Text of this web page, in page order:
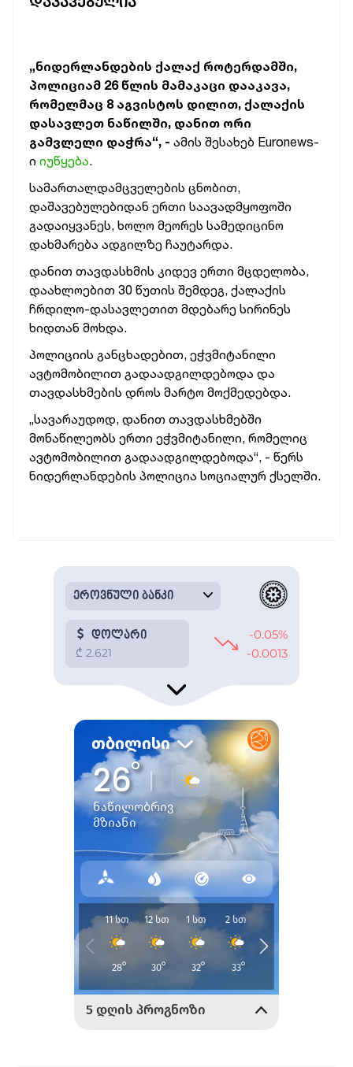
„ნიდერლანდების ქალაქ როტერდამში,
პოლიციამ 26 წლის მამაკაცი დააკავა,
რომელმაც 8 აგვისტოს დილით, ქალაქის
დასავლეთ ნაწილში, დანით ორი
გამვლელი დაჭრა“, - ამის შესახებ Euronews-
ი იუწყება.
სამართალდამცველების ცნობით,
დაშავებულებიდან ერთი საავადმყოფოში
გადაიყვანეს, ხოლო მეორეს სამედიცინო
დახმარება ადგილზე ჩაუტარდა.
დანით თავდასხმის კიდევ ერთი მცდელობა,
დაახლოებით 30 წუთის შემდეგ, ქალაქის
ჩრდილო-დასავლეთით მდებარე სირინეს
ხიდთან მოხდა.
პოლიციის განცხადებით, ეჭვმიტანილი
ავტომობილით გადაადგილდებოდა და
თავდასხმების დროს მარტო მოქმედებდა.
„სავარაუდოდ, დანით თავდასხმებში
მონაწილეობს ერთი ეჭვმიტანილი, რომელიც
ავტომობილით გადაადგილდებოდა“, - წერს
ნიდერლანდების პოლიცია სოციალურ ქსელში.